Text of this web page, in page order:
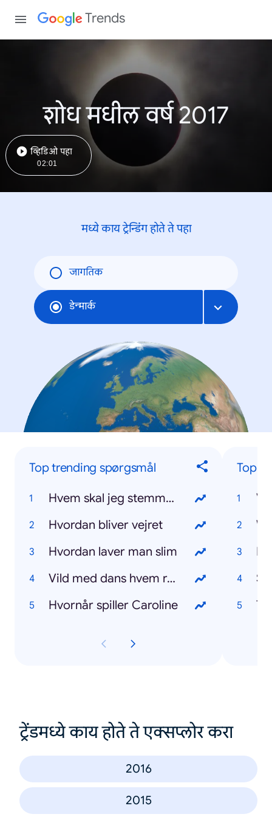
Trends
शोध मधील वर्ष 2017
व्हिडिओ पहा
02:01
मध्ये काय ट्रेन्डिंंग होते ते पहा
जागतिक
डेन्मार्क
Top trending spørgsmål
Hvem skal jeg stemme på
Hvordan bliver vejret
Hvordan laver man slim
Vild med dans hvem røg ud
Hvornår spiller Caroline
Top
ट्रेंडमध्ये काय होते ते एक्सप्लोर करा
2016
2015